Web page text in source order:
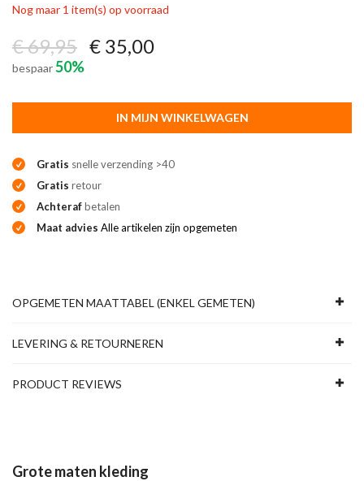
Nog maar 1 item(s) op voorraad
€ 69,95 € 35,00
bespaar50%
IN MIJN WINKELWAGEN
Gratis snelle verzending >40
Gratis retour
Achterafbetalen
Maat advies Alle artikelen zijn opgemeten
OPGEMETEN MAATTABEL (ENKEL GEMETEN)
LEVERING & RETOURNEREN
PRODUCT REVIEWS
Grote maten kleding